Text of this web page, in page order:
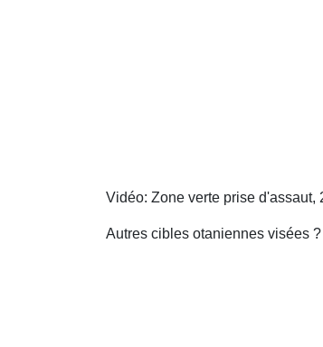
Vidéo: Zone verte prise d'assaut,
Autres cibles otaniennes visées ?